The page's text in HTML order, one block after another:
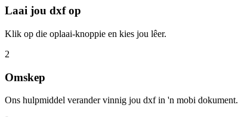
Laai jou dxf op
Klik op die oplaai-knoppie en kies jou lêer.
2
Omskep
Ons hulpmiddel verander vinnig jou dxf in 'n mobi dokument.